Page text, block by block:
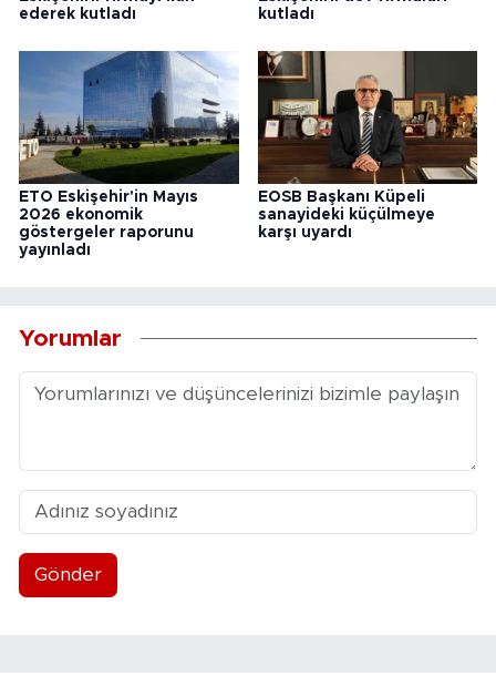
ederek kutladı
kutladı
ETO Eskişehir'in Mayıs
2026 ekonomik
göstergeler raporunu
yayınladı
EOSB Başkanı Küpeli
sanayideki küçülmeye
karşı uyardı
Yorumlar
Gönder